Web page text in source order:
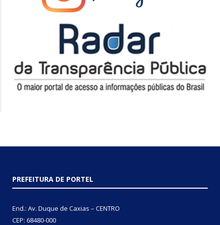
PREFEITURA DE PORTEL
End.: Av. Duque de Caxias – CENTRO
CEP: 68480-000